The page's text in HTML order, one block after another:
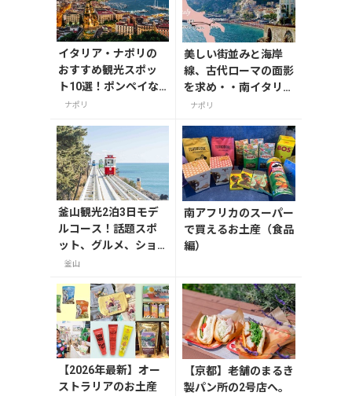
イタリア・ナポリの
おすすめ観光スポッ
ト10選！ポンペイな
ど見どころを紹介
ナポリ
美しい街並みと海岸
線、古代ローマの面影
を求め・・南イタリア
旅行で外せない観光ス
ナポリ
釜山観光2泊3日モデ
ルコース！話題スポ
ット、グルメ、ショ
ッピングを満喫
釜山
南アフリカのスーパー
で買えるお土産（食品
編）
【2026年最新】オー
ストラリアのお土産
【京都】老舗のまるき
製パン所の2号店へ。